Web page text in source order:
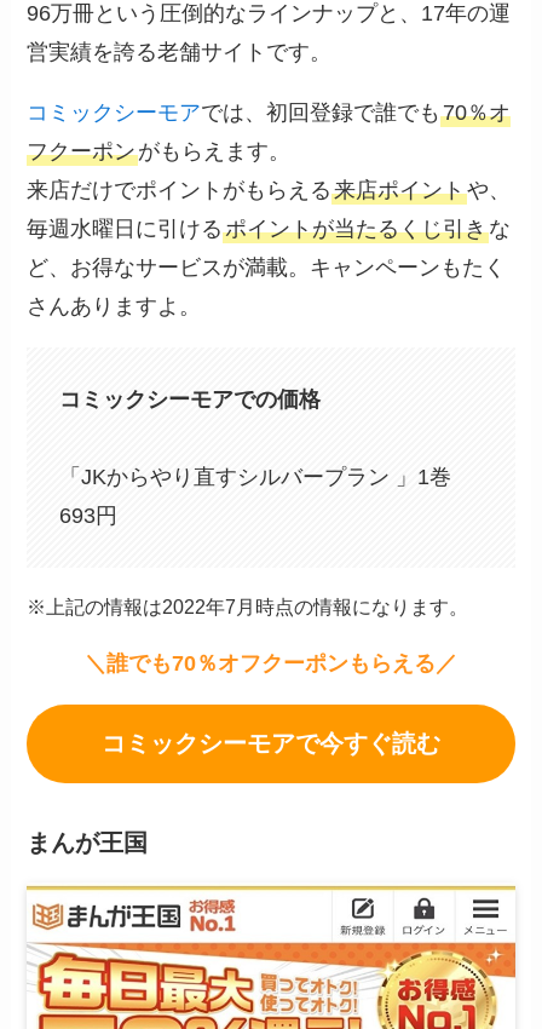
96万冊という圧倒的なラインナップと、17年の運
営実績を誇る老舗サイトです。
コミックシーモアでは、初回登録で誰でも70％オ
フクーポンがもらえます。
来店だけでポイントがもらえる来店ポイントや、
毎週水曜日に引けるポイントが当たるくじ引きな
ど、お得なサービスが満載。キャンペーンもたく
さんありますよ。
コミックシーモアでの価格
「JKからやり直すシルバープラン 」1巻
693円
※上記の情報は2022年7月時点の情報になります。
＼誰でも70％オフクーポンもらえる／
コミックシーモアで今すぐ読む
まんが王国